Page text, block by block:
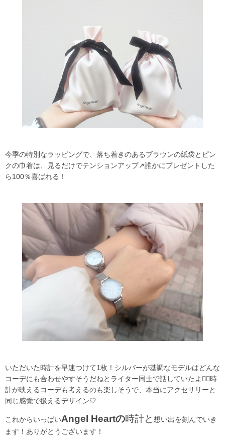
今季の特別なラッピングで、落ち着きのあるブラウンの紙袋とピン
クの巾着は、見るだけでテンションアップ↗️誰かにプレゼントした
ら100％喜ばれる！
いただいた時計を早速つけて1枚！シルバーが基調なモデルはどんな
コーデにも合わせやすそうだねとライター同士で話していたよ🙂‍↕️時
計が映えるコーデも考えるのも楽しそうで、本当にアクセサリーと
同じ感覚で扱えるデザイン🤍
これからいっぱいAngel Heartの時計と 想い出を刻んでいき
ます！ありがとうございます！